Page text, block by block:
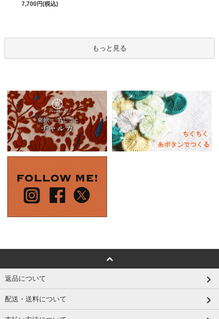
7,700円(税込)
もっと見る
返品について
配送・送料について